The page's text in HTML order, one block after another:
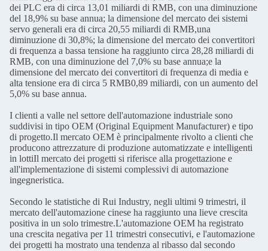
dei PLC era di circa 13,01 miliardi di RMB, con una diminuzione
del 18,9% su base annua; la dimensione del mercato dei sistemi
servo generali era di circa 20,55 miliardi di RMB,una
diminuzione di 30,8%; la dimensione del mercato dei convertitori
di frequenza a bassa tensione ha raggiunto circa 28,28 miliardi di
RMB, con una diminuzione del 7,0% su base annua;e la
dimensione del mercato dei convertitori di frequenza di media e
alta tensione era di circa 5 RMB0,89 miliardi, con un aumento del
5,0% su base annua.
I clienti a valle nel settore dell'automazione industriale sono
suddivisi in tipo OEM (Original Equipment Manufacturer) e tipo
di progetto.Il mercato OEM è principalmente rivolto a clienti che
producono attrezzature di produzione automatizzate e intelligenti
in lottiIl mercato dei progetti si riferisce alla progettazione e
all'implementazione di sistemi complessivi di automazione
ingegneristica.
Secondo le statistiche di Rui Industry, negli ultimi 9 trimestri, il
mercato dell'automazione cinese ha raggiunto una lieve crescita
positiva in un solo trimestre.L'automazione OEM ha registrato
una crescita negativa per 11 trimestri consecutivi, e l'automazione
dei progetti ha mostrato una tendenza al ribasso dal secondo